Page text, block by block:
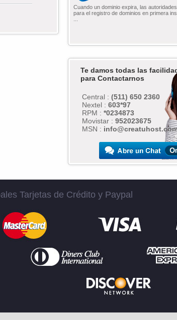
Cuando un dominio expira, las
para el registro de dominios en primera
Te damos todas las
para Contactarnos
Central : (511) 650 2360
Nextel : 603*97
RPM : *0234873
Movistar : 952023675
MSN :
Tarjetas de Crédito y Paypal